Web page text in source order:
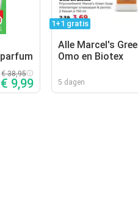
€ 38,95
€ 9,99
1+1 gratis
Alle Marcel's
Omo en Biotex
5 dagen